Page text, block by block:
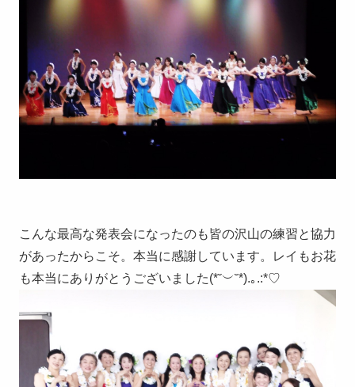
こんな最高な発表会になったのも皆の沢山の練習と協力
があったからこそ。本当に感謝しています。レイもお花
も本当にありがとうございました(*˘︶˘*).｡.:*♡